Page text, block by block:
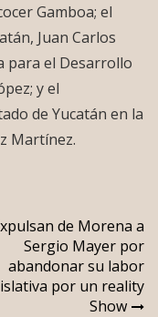
Gamboa; el
Juan Carlos
para el Desarrollo
y el
de Yucatán en la
Martínez.
de Morena a
Sergio Mayer por
abandonar su labor
por un reality
Show